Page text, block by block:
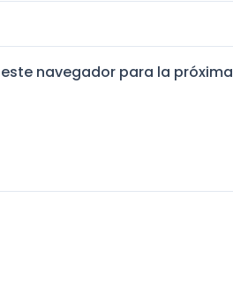
navegador para la próxima